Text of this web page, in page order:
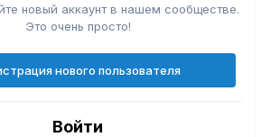
новый аккаунт в нашем сообществе.
Это очень просто!
нового пользователя
Войти